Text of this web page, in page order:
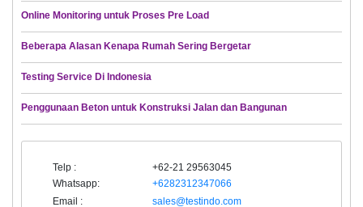
Online Monitoring untuk Proses Pre Load
Beberapa Alasan Kenapa Rumah Sering Bergetar
Testing Service Di Indonesia
Penggunaan Beton untuk Konstruksi Jalan dan Bangunan
Telp :
+62-21 29563045
Whatsapp:
+6282312347066
Email :
sales@testindo.com